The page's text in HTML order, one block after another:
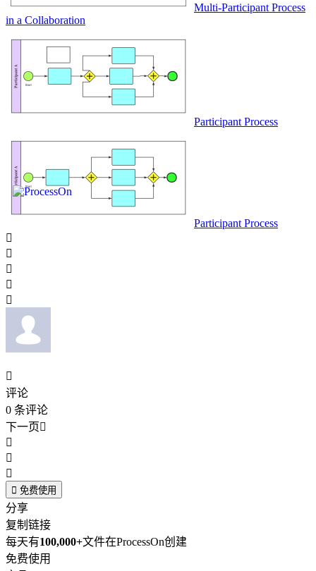
Multi-Participant Process
in a Collaboration
Participant Process
Participant Process






评论
0 条评论
下一页



 免费使用
分享
复制链接
每天有100,000+文件在ProcessOn创建
免费使用